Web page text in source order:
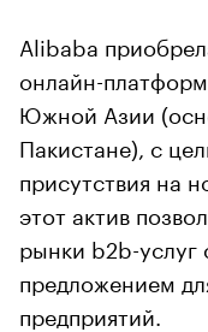
Alibaba
онлайн-
Южной Азии
Пакистане), с
присутствия на
этот актив
рынки b2b-услуг
предложением
предприятий.